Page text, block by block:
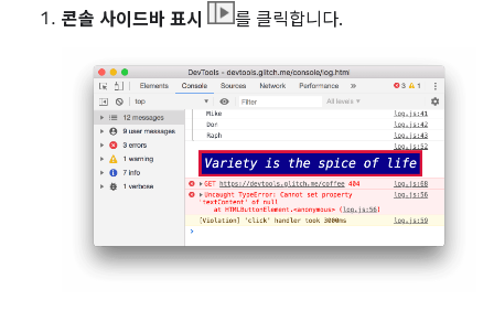
콘솔 사이드바 표시 를 클릭합니다.